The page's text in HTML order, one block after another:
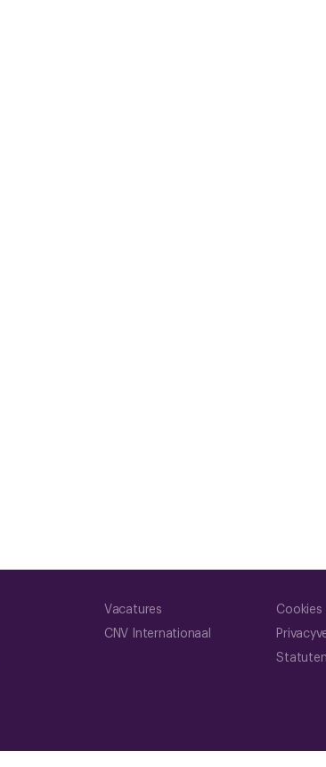
Vacatures
CNV Internationaal
Cookies